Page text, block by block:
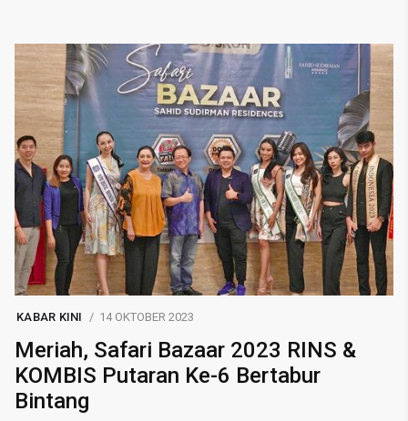
KABAR KINI 14 OKTOBER 2023
Meriah, Safari Bazaar 2023 RINS &
KOMBIS Putaran Ke-6 Bertabur
Bintang